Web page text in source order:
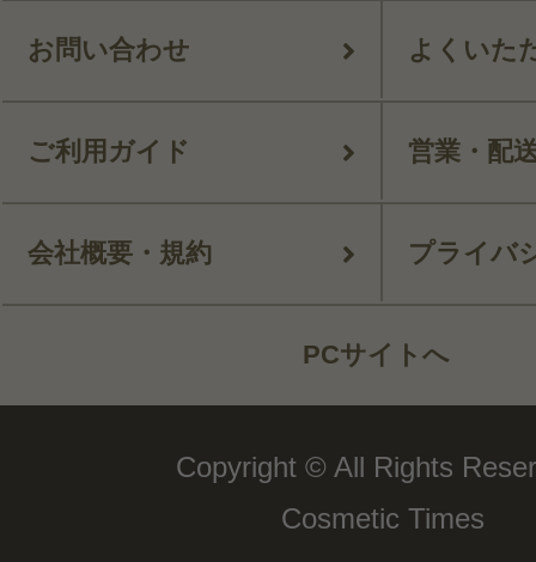
お問い合わせ よくいた
ご利用ガイド 営業・配
会社概要・規約 プライバ
PCサイトへ
Copyright © All Rights
Cosmetic Times